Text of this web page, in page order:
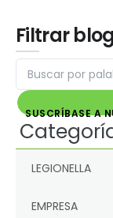
Filtrar
SUSCRÍBASE A
LEGIONELLA
EMPRESA